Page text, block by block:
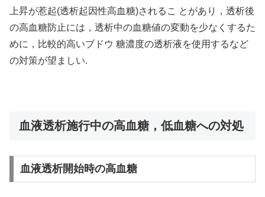
上昇が惹起(透析起因性高血糖)されるこ とがあり，透析後
の高血糖防止には，透析中の血糖値の変動を少なくするた
めに，比較的高いブドウ 糖濃度の透析液を使用するなど
の対策が望ましい.
血液透析施行中の高血糖，低血糖への対処
血液透析開始時の高血糖